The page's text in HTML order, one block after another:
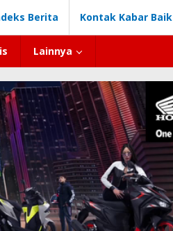
Berita Kontak Kabar Baik
Lainnya